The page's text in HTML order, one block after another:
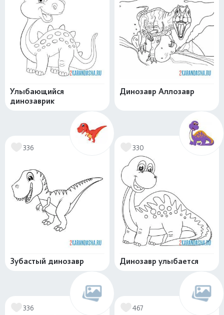
Улыбающийся
динозаврик
Динозавр Аллозавр
336
Зубастый динозавр
330
Динозавр улыбается
336 467